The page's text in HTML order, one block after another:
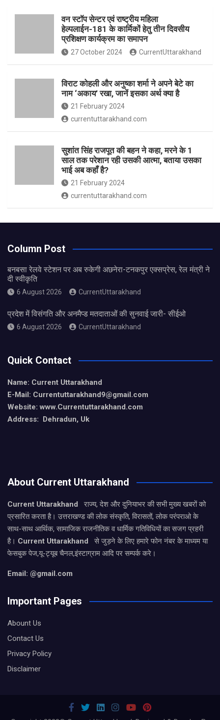
वन स्टॉप सेन्टर एवं राष्ट्रीय महिला
हेल्पलाईन-181 के कार्मिकों हेतु तीन दिवसीय
प्रशिक्षण कार्यक्रम का समापन
27 October 2024 CurrentUttarakhand
विराट कोहली और अनुष्का शर्मा ने अपने बेटे का
नाम ‘अकाय’ रखा, जानें इसका अर्थ क्‍या है
21 February 2024
currentuttarakhand.com
सुशांत सिंह राजपूत की बहन ने कहा, मरने के 1
साल तक परेशान रही उसकी आत्मा, बताया उसका
भाई अब कहाँ है?
21 February 2024
currentuttarakhand.com
Column Post
बनबसा रेलवे स्टेशन पर अब रुकेगी अछनेरा-टनकपुर एक्सप्रेस, रेल मंत्री ने
दी स्वीकृति
6 August 2026 CurrentUttarakhand
प्रदेश में विसंगति और अनमैप्ड मतदाताओं की सुनवाई जारी- सीईओ
6 August 2026 CurrentUttarakhand
Quick Contact
Name: Current Uttarakhand
E-Mail: Currentuttarakhand9@gmail.com
Website: www.Currentuttarakhand.com
Address: Dehradun, Uk
About Current Uttarakhand
Current Uttarakhand
राज्य, देश और दुनियाभर की सभी मुख्य खबरों को
प्रसारित करता है। उत्तराखण्ड की लोक संस्कृति, विरासतों, लोक परंपराओ के
साथ-साथ आर्थिक, सामाजिक राजनीतिक व धार्मिक गतिविधियों का सजग प्रहरी
है। Current Uttarakhand
से जुड़ने के लिए हमारे फोन नंबर के माध्यम या
फेसबुक पेज,यू-ट्यूब चैनल,इंस्टाग्राम आदि पर सम्पर्क करे।
Email: @gmail.com
Important Pages
Abount Us
Contact Us
Privacy Policy
Disclaimer